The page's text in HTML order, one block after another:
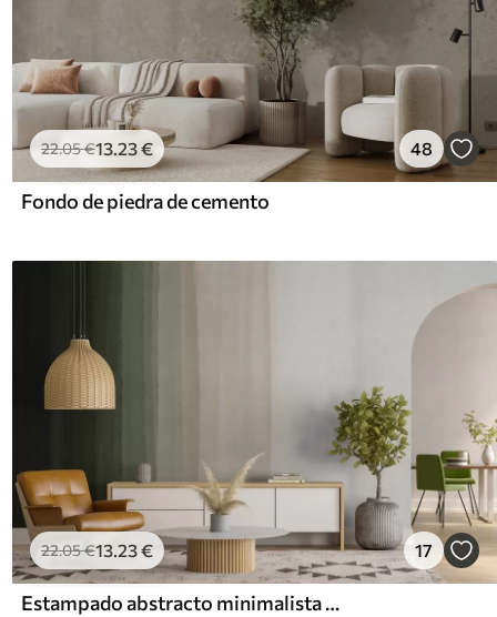
22.05€13.23€ 48
Fondo de piedra de cemento
22.05€13.23€ 17
Estampado abstracto minimalista degradado con rayas verticales de color verde oscuro, beige y blanco